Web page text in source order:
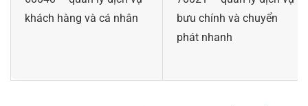
khách hàng và cá nhân
bưu chính và chuyển
phát nhanh